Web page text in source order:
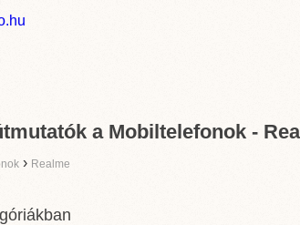
a Mobiltelefonok -
› Realme